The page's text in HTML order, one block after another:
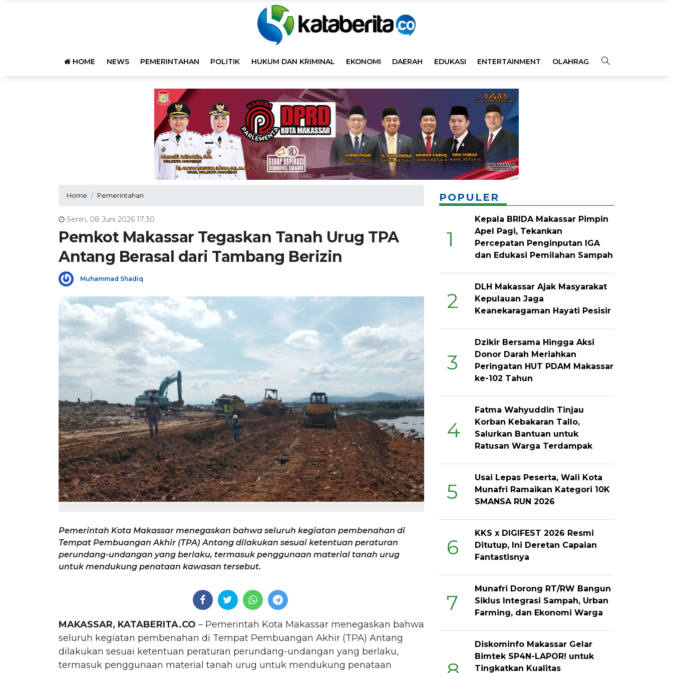
HOME NEWS PEMERINTAHAN POLITIK HUKUM DAN KRIMINAL EKONOMI DAERAH EDUKASI ENTERTAINMENT OLAHRAGA OPINI
Home Pemerintahan
Senin, 08 Juni 2026 17:30
Pemkot Makassar Tegaskan Tanah Urug TPA
Antang Berasal dari Tambang Berizin
Muhammad Shadiq
Pemerintah Kota Makassar menegaskan bahwa seluruh kegiatan pembenahan di
Tempat Pembuangan Akhir (TPA) Antang dilakukan sesuai ketentuan peraturan
perundang-undangan yang berlaku, termasuk penggunaan material tanah urug
untuk mendukung penataan kawasan tersebut.
MAKASSAR, KATABERITA.CO – Pemerintah Kota Makassar menegaskan bahwa
seluruh kegiatan pembenahan di Tempat Pembuangan Akhir (TPA) Antang
dilakukan sesuai ketentuan peraturan perundang-undangan yang berlaku,
termasuk penggunaan material tanah urug untuk mendukung penataan
POPULER
1
Kepala BRIDA Makassar Pimpin
Apel Pagi, Tekankan
Percepatan Penginputan IGA
dan Edukasi Pemilahan Sampah
2
DLH Makassar Ajak Masyarakat
Kepulauan Jaga
Keanekaragaman Hayati Pesisir
3
Dzikir Bersama Hingga Aksi
Donor Darah Meriahkan
Peringatan HUT PDAM Makassar
ke-102 Tahun
4
Fatma Wahyuddin Tinjau
Korban Kebakaran Tallo,
Salurkan Bantuan untuk
Ratusan Warga Terdampak
5
Usai Lepas Peserta, Wali Kota
Munafri Ramaikan Kategori 10K
SMANSA RUN 2026
6
KKS x DIGIFEST 2026 Resmi
Ditutup, Ini Deretan Capaian
Fantastisnya
7
Munafri Dorong RT/RW Bangun
Siklus Integrasi Sampah, Urban
Farming, dan Ekonomi Warga
Diskominfo Makassar Gelar
Bimtek SP4N-LAPOR! untuk
Tingkatkan Kualitas